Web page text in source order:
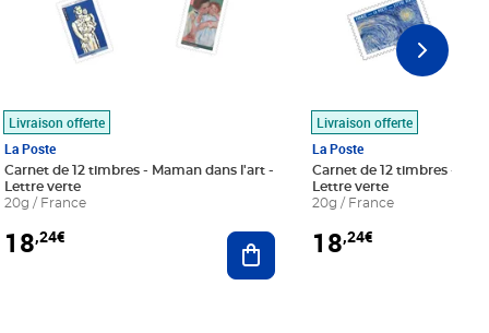
au panier
Livraison offerte
La Poste
Carnet de 12 timbres - Maman dans l'art -
Lettre verte
20g / France
18,24€ Ajouter au panier
Livraison offerte
La Poste
Carnet de 12 timbres - Le
Lettre verte
20g / France
18,24€